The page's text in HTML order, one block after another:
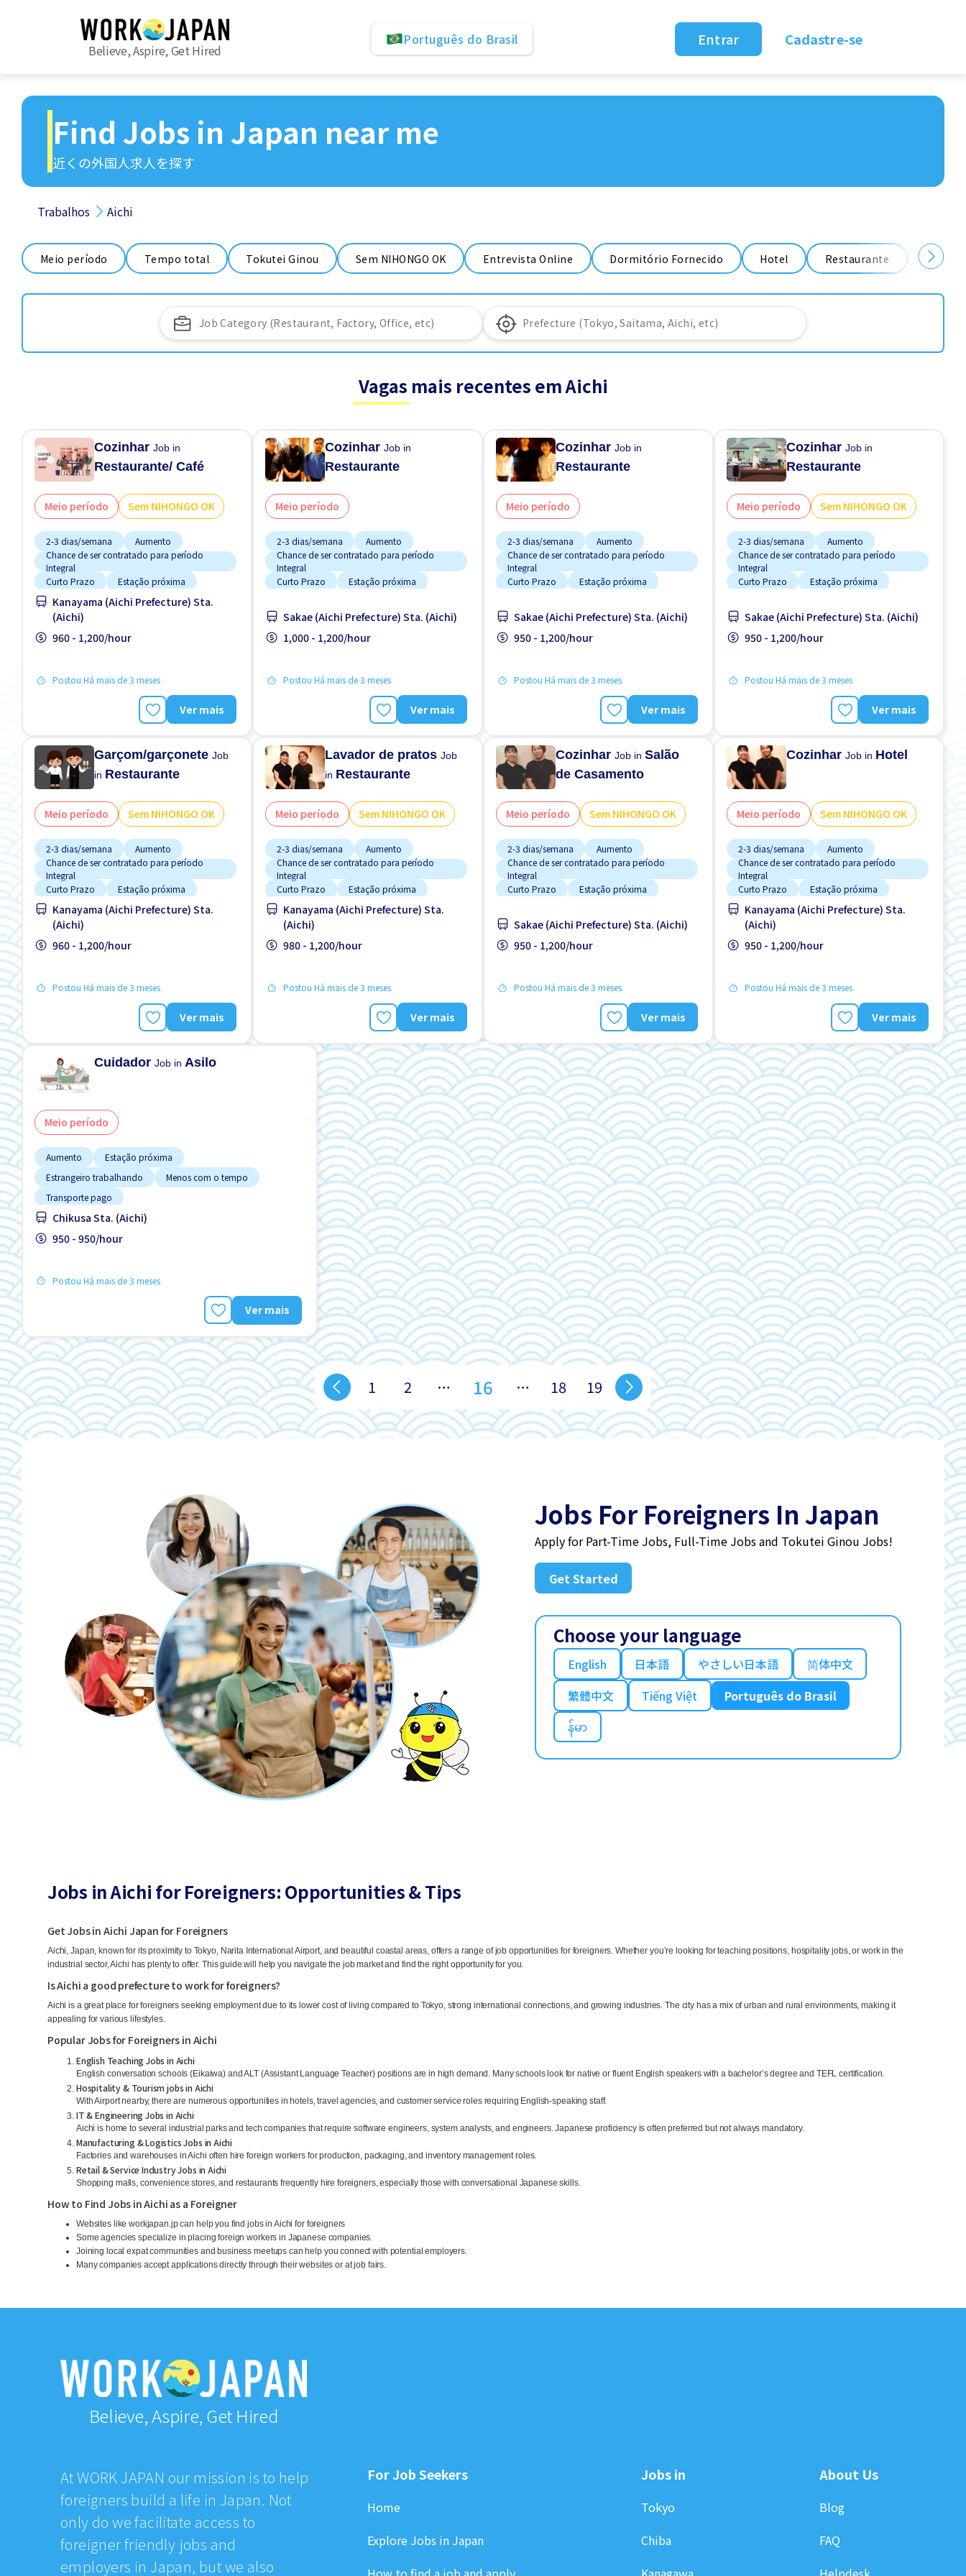
Believe, Aspire, Get Hired
Português do Brasil Entrar Cadastre-se
Find Jobs in Japan near me
近くの外国人求人を探す
Trabalhos Aichi
Meio período Tempo total Tokutei Ginou Sem NIHONGO OK Entrevista Online Dormitório Fornecido Hotel Restaurante Fábrica
Vagas mais recentes em Aichi
CozinharJob in
Restaurante/ Café
Meio período Sem NIHONGO OK
2-3 dias/semana
Aumento
Chance de ser contratado para período
Integral
Curto Prazo
Estação próxima
Estacionamento de bicicleta
Estacionamento de carro
Estrangeiro trabalhando
Kanayama (Aichi Prefecture) Sta.
(Aichi)
960 - 1,200/hour
Postou Há mais de 3 meses
Ver mais
CozinharJob in
Restaurante
Meio período
2-3 dias/semana
Aumento
Chance de ser contratado para período
Integral
Curto Prazo
Estação próxima
Estacionamento de carro
Estrangeiro trabalhando
Sakae (Aichi Prefecture) Sta. (Aichi)
1,000 - 1,200/hour
Postou Há mais de 3 meses
Ver mais
CozinharJob in
Restaurante
Meio período
2-3 dias/semana
Aumento
Chance de ser contratado para período
Integral
Curto Prazo
Estação próxima
Estacionamento de carro
Estrangeiro trabalhando
Sakae (Aichi Prefecture) Sta. (Aichi)
950 - 1,200/hour
Postou Há mais de 3 meses
Ver mais
CozinharJob in
Restaurante
Meio período Sem NIHONGO OK
2-3 dias/semana
Aumento
Chance de ser contratado para período
Integral
Curto Prazo
Estação próxima
Estacionamento de carro
Estrangeiro trabalhando
Sakae (Aichi Prefecture) Sta. (Aichi)
950 - 1,200/hour
Postou Há mais de 3 meses
Ver mais
Garçom/garçoneteJob
in Restaurante
Meio período Sem NIHONGO OK
2-3 dias/semana
Aumento
Chance de ser contratado para período
Integral
Curto Prazo
Estação próxima
Estacionamento de bicicleta
Estacionamento de carro
Estrangeiro trabalhando
Kanayama (Aichi Prefecture) Sta.
(Aichi)
960 - 1,200/hour
Postou Há mais de 3 meses
Ver mais
Lavador de pratosJob
in Restaurante
Meio período Sem NIHONGO OK
2-3 dias/semana
Aumento
Chance de ser contratado para período
Integral
Curto Prazo
Estação próxima
Estacionamento de bicicleta
Estacionamento de carro
Estrangeiro trabalhando
Kanayama (Aichi Prefecture) Sta.
(Aichi)
980 - 1,200/hour
Postou Há mais de 3 meses
Ver mais
CozinharJob inSalão
de Casamento
Meio período Sem NIHONGO OK
2-3 dias/semana
Aumento
Chance de ser contratado para período
Integral
Curto Prazo
Estação próxima
Estacionamento de carro
Estrangeiro trabalhando
Sakae (Aichi Prefecture) Sta. (Aichi)
950 - 1,200/hour
Postou Há mais de 3 meses
Ver mais
CozinharJob in Hotel
Meio período Sem NIHONGO OK
2-3 dias/semana
Aumento
Chance de ser contratado para período
Integral
Curto Prazo
Estação próxima
Estacionamento de bicicleta
Estacionamento de carro
Estrangeiro trabalhando
Kanayama (Aichi Prefecture) Sta.
(Aichi)
950 - 1,200/hour
Postou Há mais de 3 meses
Ver mais
CuidadorJob inAsilo
Meio período
Aumento
Estação próxima
Estrangeiro trabalhando
Menos com o tempo
Transporte pago
Chikusa Sta. (Aichi)
950 - 950/hour
Postou Há mais de 3 meses
Ver mais
1 2 … 16 … 18 19
Jobs For Foreigners In Japan
Apply for Part-Time Jobs, Full-Time Jobs and Tokutei Ginou Jobs!
Get Started
Choose your language
English 日本語 やさしい日本語
简体中文
繁體中文
Tiếng Việt
Português do Brasil
န်မာ
Jobs in Aichi for Foreigners: Opportunities & Tips
Get Jobs in Aichi Japan for Foreigners
Aichi, Japan, known for its proximity to Tokyo, Narita International Airport, and beautiful coastal areas, offers a range of job opportunities for foreigners. Whether you’re looking for teaching positions, hospitality jobs, or work in the
industrial sector, Aichi has plenty to offer. This guide will help you navigate the job market and find the right opportunity for you.
Is Aichi a good prefecture to work for foreigners?
Aichi is a great place for foreigners seeking employment due to its lower cost of living compared to Tokyo, strong international connections, and growing industries. The city has a mix of urban and rural environments, making it
appealing for various lifestyles.
Popular Jobs for Foreigners in Aichi
English Teaching Jobs in Aichi
English conversation schools (Eikaiwa) and ALT (Assistant Language Teacher) positions are in high demand. Many schools look for native or fluent English speakers with a bachelor’s degree and TEFL certification.
Hospitality & Tourism jobs in Aichi
With Airport nearby, there are numerous opportunities in hotels, travel agencies, and customer service roles requiring English-speaking staff.
IT & Engineering Jobs in Aichi
Aichi is home to several industrial parks and tech companies that require software engineers, system analysts, and engineers. Japanese proficiency is often preferred but not always mandatory.
Manufacturing & Logistics Jobs in Aichi
Factories and warehouses in Aichi often hire foreign workers for production, packaging, and inventory management roles.
Retail & Service Industry Jobs in Aichi
Shopping malls, convenience stores, and restaurants frequently hire foreigners, especially those with conversational Japanese skills.
How to Find Jobs in Aichi as a Foreigner
Websites like workjapan.jp can help you find jobs in Aichi for foreigners
Some agencies specialize in placing foreign workers in Japanese companies.
Joining local expat communities and business meetups can help you connect with potential employers.
Many companies accept applications directly through their websites or at job fairs.
Believe, Aspire, Get Hired
At WORK JAPAN our mission is to help
foreigners build a life in Japan. Not
only do we facilitate access to
foreigner friendly jobs and
employers in Japan, but we also
For Job Seekers
Home
Explore Jobs in Japan
Jobs in
Tokyo
Chiba
About Us
Blog
FAQ